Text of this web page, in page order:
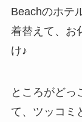
Beachのホテ
着替えて、お
け♪
ところがどっ
て、ツッコミ